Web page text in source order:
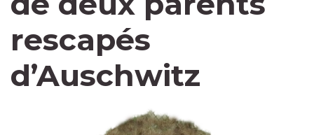
rescapés
d’Auschwitz